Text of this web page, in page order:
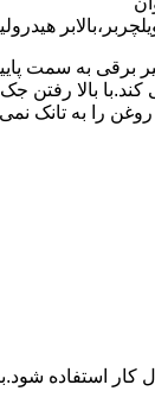
به سمت
بالا رفتن جک
را به تانک
استفاده